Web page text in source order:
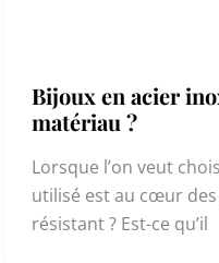
Bijoux en acier
matériau ?
Lorsque l’on veut
utilisé est au cœur
résistant ? Est-ce qu’il